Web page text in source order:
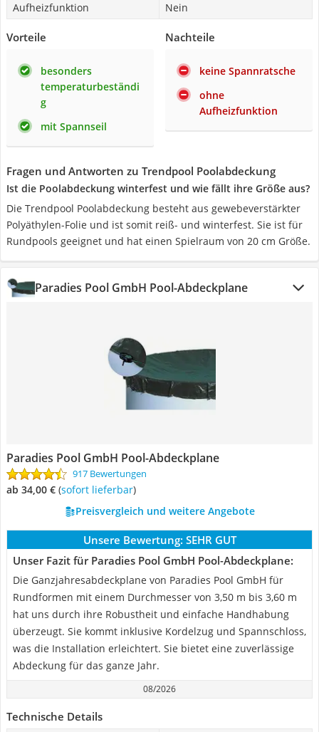
Aufheizfunktion
Nein
Vorteile
besonders
temperaturbeständi
g
mit Spannseil
Nachteile
keine Spannratsche
ohne
Aufheizfunktion
Fragen und Antworten zu Trendpool Poolabdeckung
Ist die Poolabdeckung winterfest und wie fällt ihre Größe aus?
Die Trendpool Poolabdeckung besteht aus gewebeverstärkter
Polyäthylen-Folie und ist somit reiß- und winterfest. Sie ist für
Rundpools geeignet und hat einen Spielraum von 20 cm Größe.
Paradies Pool GmbH Pool-Abdeckplane
Paradies Pool GmbH Pool-Abdeckplane
917 Bewertungen
ab 34,00 € ( Sofort lieferbar)
Preisvergleich und weitere Angebote
Unsere Bewertung: SEHR GUT
Unser Fazit für Paradies Pool GmbH Pool-Abdeckplane:
Die Ganzjahresabdeckplane von Paradies Pool GmbH für
Rundformen mit einem Durchmesser von 3,50 m bis 3,60 m
hat uns durch ihre Robustheit und einfache Handhabung
überzeugt. Sie kommt inklusive Kordelzug und Spannschloss,
was die Installation erleichtert. Sie bietet eine zuverlässige
Abdeckung für das ganze Jahr.
08/2026
Technische Details